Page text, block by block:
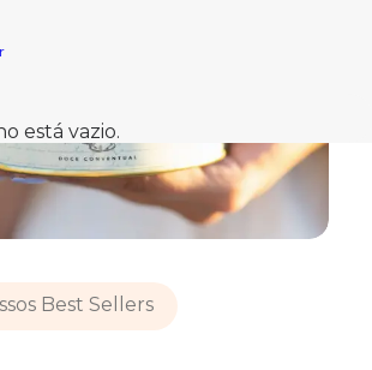
está vazio.
Best Sellers